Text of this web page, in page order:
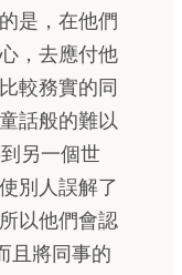
是，在他們
，去應付他
較務實的同
話般的難以
另一個世
別人誤解了
以他們會認
且將同事的